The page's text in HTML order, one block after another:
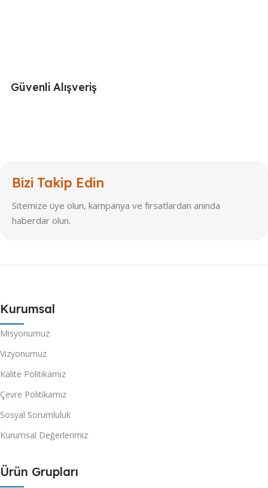
Güvenli Alışveriş
Bizi Takip Edin
Sitemize üye olun, kampanya ve fırsatlardan anında
haberdar olun.
Kurumsal
Misyonumuz
Vizyonumuz
Kalite Politikamız
Çevre Politikamız
Sosyal Sorumluluk
Kurumsal Değerlerimiz
Ürün Grupları